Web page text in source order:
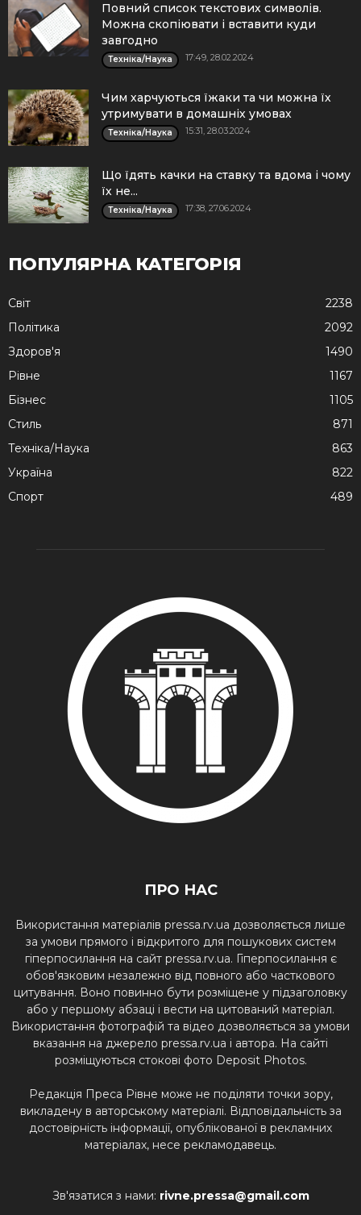
Повний список текстових символів.
Можна скопіювати і вставити куди
завгодно
Техніка/Наука 17:49, 28.02.2024
Чим харчуються їжаки та чи можна їх
утримувати в домашніх умовах
Техніка/Наука 15:31, 28.03.2024
Що їдять качки на ставку та вдома і чому
їх не...
Техніка/Наука 17:38, 27.06.2024
ПОПУЛЯРНА КАТЕГОРІЯ
Cвіт
2238
Політика
2092
Здоров'я
1490
Рівне
1167
Бізнес
1105
Стиль
871
Техніка/Наука
863
Україна
822
Спорт
489
ПРО НАС
Використання матеріалів pressa.rv.ua дозволяється лише
за умови прямого і відкритого для пошукових систем
гіперпосилання на сайт pressa.rv.ua. Гіперпосилання є
обов'язковим незалежно від повного або часткового
цитування. Воно повинно бути розміщене у підзаголовку
або у першому абзаці і вести на цитований матеріал.
Використання фотографій та відео дозволяється за умови
вказання на джерело pressa.rv.ua і автора. На сайті
розміщуються стокові фото Deposit Photos.
Редакція Преса Рівне може не поділяти точки зору,
викладену в авторському матеріалі. Відповідальність за
достовірність інформації, опублікованої в рекламних
матеріалах, несе рекламодавець.
Зв'язатися з нами: rivne.pressa@gmail.com